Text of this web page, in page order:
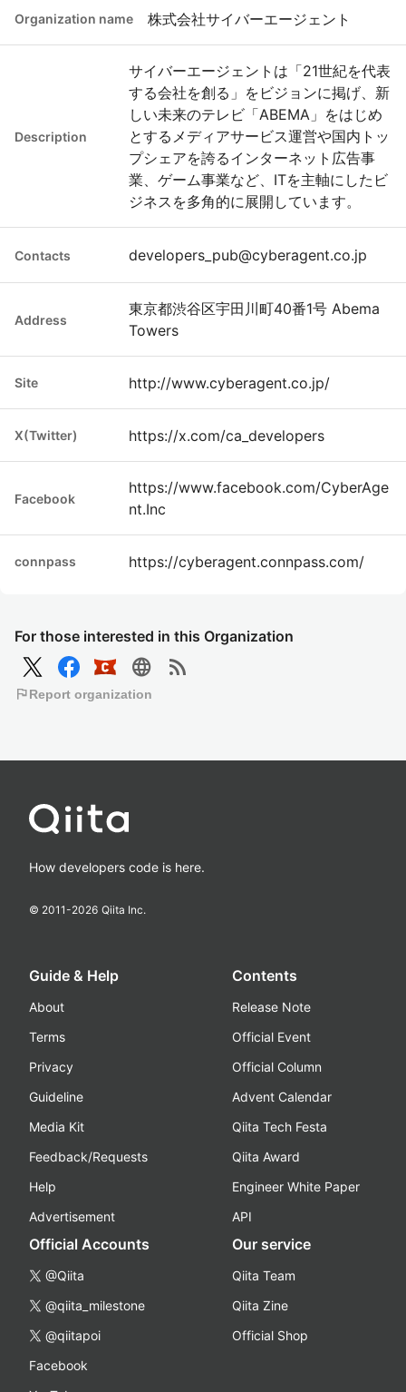
For those interested in this Organization
language rss_feed
flagReport organization
Organization name 株式会社サイバーエージェント
Description
サイバーエージェントは「21世紀を代表
する会社を創る」をビジョンに掲げ、新
しい未来のテレビ「ABEMA」をはじめ
とするメディアサービス運営や国内トッ
プシェアを誇るインターネット広告事
業、ゲーム事業など、ITを主軸にしたビ
ジネスを多角的に展開しています。
Contacts developers_pub@cyberagent.co.jp
Address
東京都渋谷区宇田川町40番1号 Abema
Towers
Site http://www.cyberagent.co.jp/
X(Twitter) https://x.com/ca_developers
Facebook
https://www.facebook.com/CyberAge
nt.Inc
connpass https://cyberagent.connpass.com/
How developers code is here.
© 2011-2026 Qiita Inc.
Guide & Help
About
Terms
Privacy
Guideline
Media Kit
Feedback/Requests
Help
Advertisement
Contents
Release Note
Official Event
Official Column
Advent Calendar
Qiita Tech Festa
Qiita Award
Engineer White Paper
API
Official Accounts
@Qiita
@qiita_milestone
@qiitapoi
Facebook
Our service
Qiita Team
Qiita Zine
Official Shop